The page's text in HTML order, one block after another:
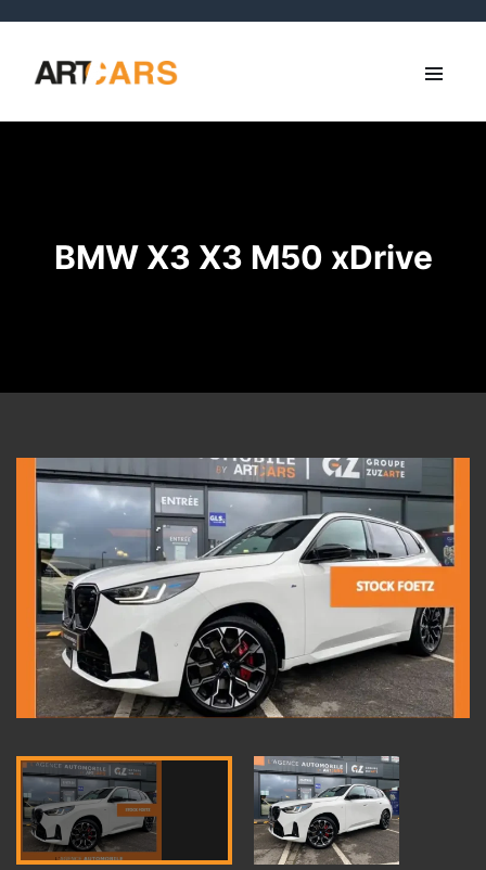
BMW X3 X3 M50 xDrive